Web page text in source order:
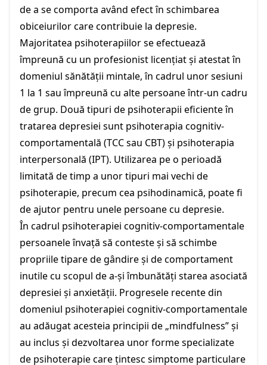
de a se comporta având efect în schimbarea
obiceiurilor care contribuie la depresie.
Majoritatea psihoterapiilor se efectuează
împreună cu un profesionist licențiat și atestat în
domeniul sănătății mintale, în cadrul unor sesiuni
1 la 1 sau împreună cu alte persoane într-un cadru
de grup. Două tipuri de psihoterapii eficiente în
tratarea depresiei sunt psihoterapia cognitiv-
comportamentală (TCC sau CBT) și psihoterapia
interpersonală (IPT). Utilizarea pe o perioadă
limitată de timp a unor tipuri mai vechi de
psihoterapie, precum cea psihodinamică, poate fi
de ajutor pentru unele persoane cu depresie.
În cadrul psihoterapiei cognitiv-comportamentale
persoanele învață să conteste și să schimbe
propriile tipare de gândire și de comportament
inutile cu scopul de a-și îmbunătăți starea asociată
depresiei și anxietății. Progresele recente din
domeniul psihoterapiei cognitiv-comportamentale
au adăugat acesteia principii de „mindfulness” și
au inclus și dezvoltarea unor forme specializate
de psihoterapie care țintesc simptome particulare